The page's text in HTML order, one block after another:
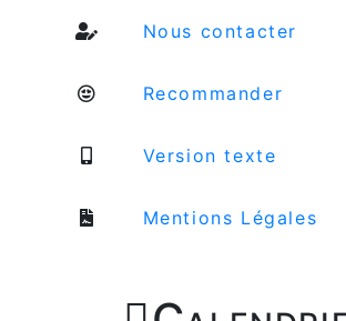
Nous contacter
Recommander
Version texte
Mentions Légales